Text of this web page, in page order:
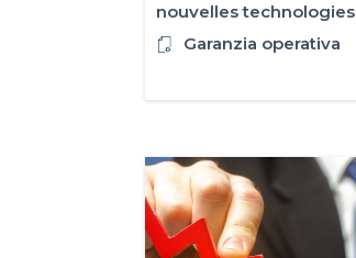
nouvelles technologies
Garanzia operativa